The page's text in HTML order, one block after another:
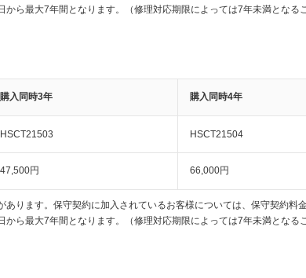
ら最大7年間となります。（修理対応期限によっては7年未満となる
購入同時3年 購入同時4年
HSCT21503 HSCT21504
47,500円 66,000円
ります。保守契約に加入されているお客様については、保守契約料金
ら最大7年間となります。（修理対応期限によっては7年未満となる